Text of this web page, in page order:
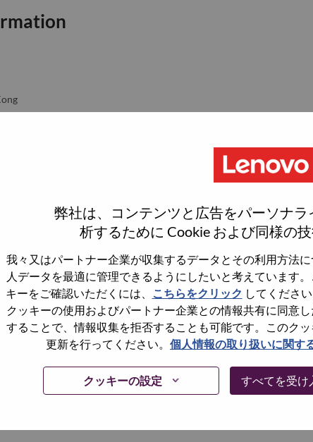
弊社は、コンテンツと広告をパーソナ
析するために Cookie および同様の
我々又はパートナー企業が収集するデータとその利用方法
人データを最適に管理できるようにしたいと考えています
キーをご確認いただくには、
こちらをクリック してくださ
クッキーの使用およびパートナー企業との情報共有に同意
することで、情報収集を拒否することも可能です。このク
更新を行ってください。 個人情報の取り扱いに関す
クッキーの設定 すべてを受け
what we say. We own what we do. We WOW our customers.
revenue global technology powerhouse, ranked #153 in the
of customers every day in 180 markets. Focused on a bold
All, Lenovo has built on its success as the world’s largest PC
AI-ready, and AI-optimized devices (PCs, workstations,
storage, edge, high performance computing and
solutions, and services. Lenovo’s continued investment in
more equitable, trustworthy, and smarter future for everyone,
Hong Kong stock exchange under Lenovo Group Limited